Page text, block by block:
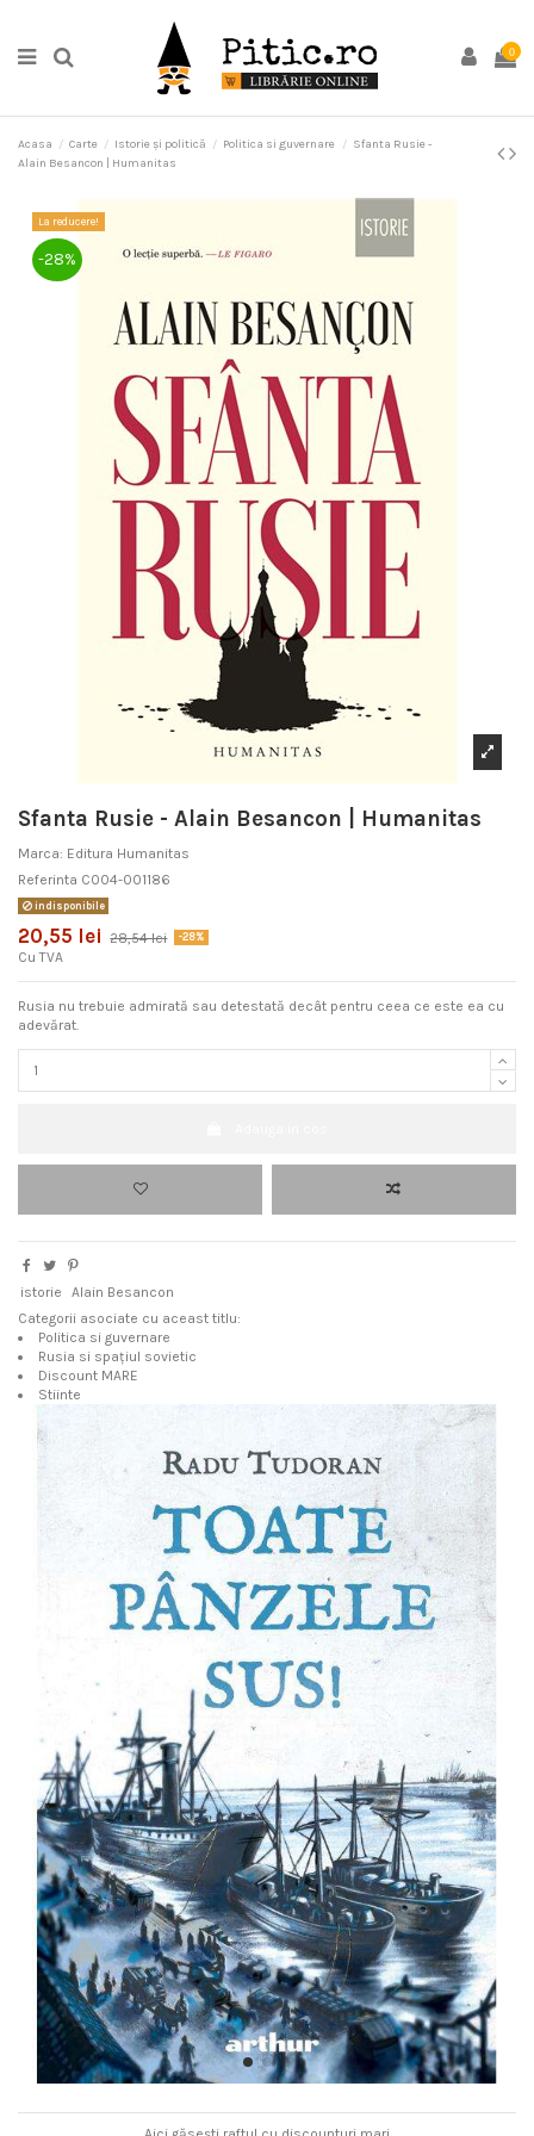
0
Acasa Carte Istorie și politică Politica si guvernare
Sfanta Rusie -
Alain Besancon | Humanitas
La reducere!
-28%
Sfanta Rusie - Alain Besancon | Humanitas
Marca: Editura Humanitas
Referinta C004-001186
indisponibile
20,55 lei 28,54 lei -28%
Cu TVA
Rusia nu trebuie admirată sau detestată decât pentru ceea ce este ea cu
adevărat.
istorie
Alain Besancon
Categorii asociate cu aceast titlu:
Politica si guvernare
Rusia si spațiul sovietic
Discount MARE
Stiinte